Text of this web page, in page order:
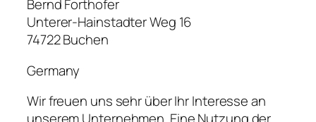
Bernd Forthofer
Unterer-Hainstadter Weg 16
74722 Buchen
Germany
Wir freuen uns sehr über Ihr Interesse an